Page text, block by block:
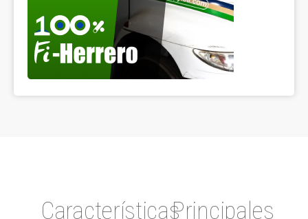
CaracterísticasPrincipales